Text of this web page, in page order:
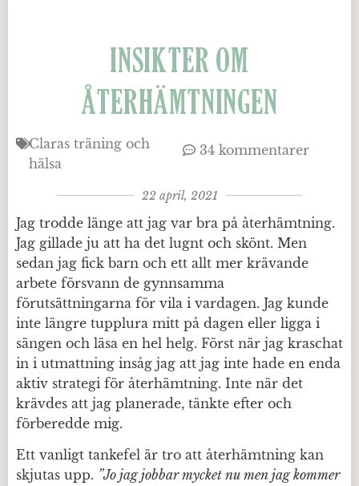
INSIKTER OM
ÅTERHÄMTNINGEN
Claras träning och
hälsa
34 kommentarer
22 april, 2021
Jag trodde länge att jag var bra på återhämtning.
Jag gillade ju att ha det lugnt och skönt. Men
sedan jag fick barn och ett allt mer krävande
arbete försvann de gynnsamma
förutsättningarna för vila i vardagen. Jag kunde
inte längre tupplura mitt på dagen eller ligga i
sängen och läsa en hel helg. Först när jag kraschat
in i utmattning insåg jag att jag inte hade en enda
aktiv strategi för återhämtning. Inte när det
krävdes att jag planerade, tänkte efter och
förberedde mig.
Ett vanligt tankefel är tro att återhämtning kan
skjutas upp. ”Jo jag jobbar mycket nu men jag kommer